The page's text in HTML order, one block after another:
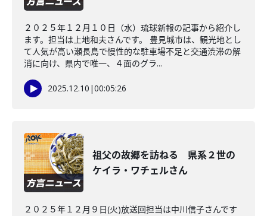
２０２５年１２月１０日（水）琉球新報の記事から紹介し
ます。担当は上地和夫さんです。 豊見城市は、観光地とし
て人気が高い瀬長島で慢性的な駐車場不足と交通渋滞の解
消に向け、県内で唯一、４面のグラ...
2025.12.10 |00:05:26
祖父の故郷を訪ねる 県系２世の
ケイラ・ワチェルさん
２０２５年１２月９日(火)放送回担当は中川信子さんです